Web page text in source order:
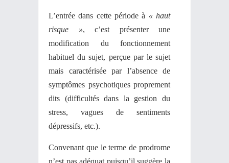
L’entrée dans cette période à « haut
risque », c’est présenter une
modification du fonctionnement
habituel du sujet, perçue par le sujet
mais caractérisée par l’absence de
symptômes psychotiques proprement
dits (difficultés dans la gestion du
stress, vagues de sentiments
dépressifs, etc.).
Convenant que le terme de prodrome